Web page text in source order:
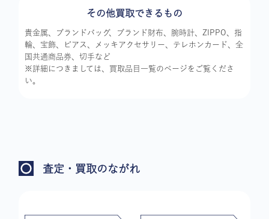
その他買取できるもの
貴金属、ブランドバッグ、ブランド財布、腕時計、ZIPPO、指
輪、宝飾、ピアス、メッキアクセサリー、テレホンカード、全
国共通商品券、切手など
※詳細につきましては、買取品目一覧のページをご覧くださ
い。
査定・買取のながれ